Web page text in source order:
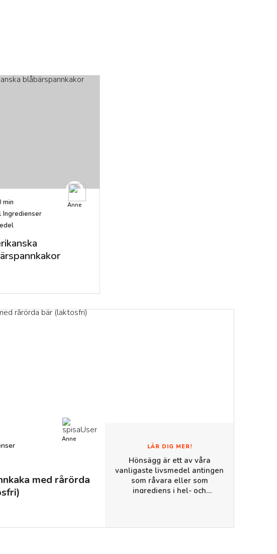
min
Ingredienser
Anne
med rårörda
Anne
LÄR DIG MER!
Hönsägg är ett av våra
vanligaste livsmedel antingen
som råvara eller som
ingrediens i hel- och
värphöns praktiskt taget i alla